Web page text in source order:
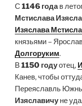
С 1146 годав
Мстислава
Изяслава
князьями –
Долгоруким.
В1150 годуотец,
Канев, чтобы
Переяславль
Изяславичу не